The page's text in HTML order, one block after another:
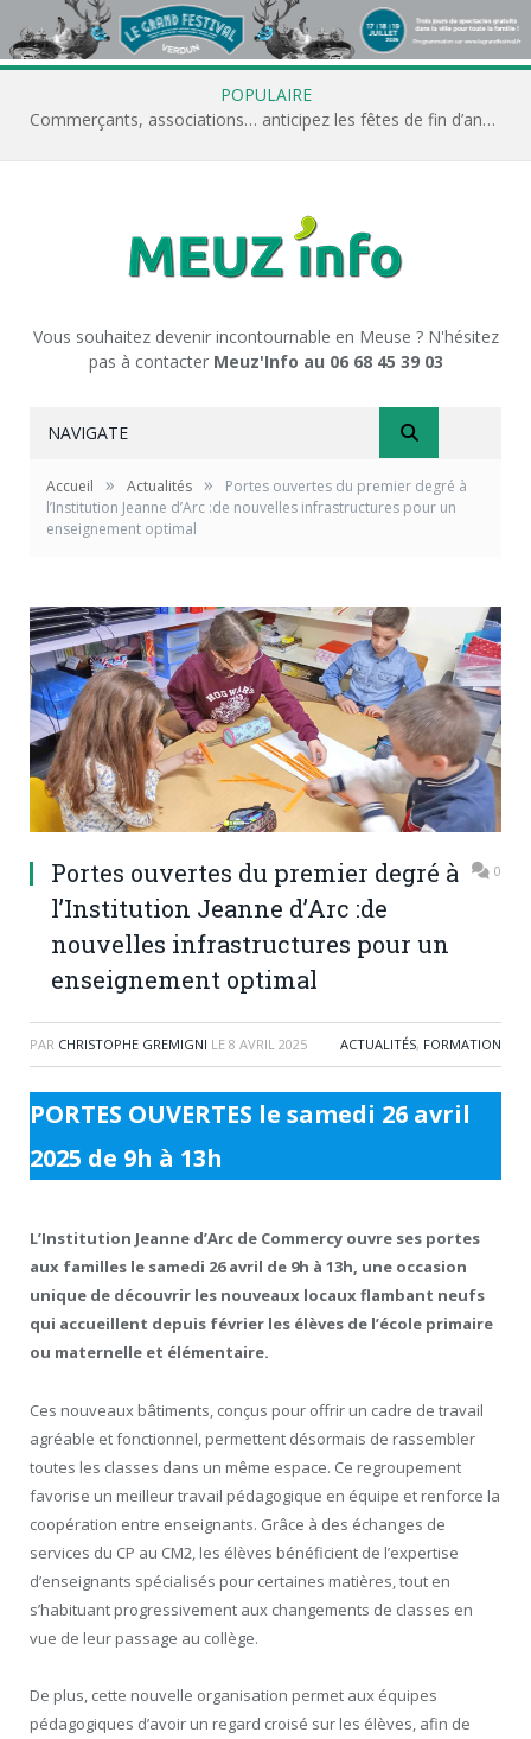
POPULAIRE
Commerçants, associations… anticipez les fêtes de fin d’année avec Meuz’Info
Vous souhaitez devenir incontournable en Meuse ? N'hésitez
pas à contacter Meuz'Info au 06 68 45 39 03
NAVIGATE
Accueil » Actualités »
Portes ouvertes du premier degré à
l’Institution Jeanne d’Arc :de nouvelles infrastructures pour un
enseignement optimal
Portes ouvertes du premier degré à
l’Institution Jeanne d’Arc :de
nouvelles infrastructures pour un
enseignement optimal
0
PAR CHRISTOPHE GREMIGNI LE 8 AVRIL 2025 ACTUALITÉS, FORMATION
PORTES OUVERTES le samedi 26 avril
2025 de 9h à 13h
L’Institution Jeanne d’Arc de Commercy ouvre ses portes
aux familles le samedi 26 avril de 9h à 13h, une occasion
unique de découvrir les nouveaux locaux flambant neufs
qui accueillent depuis février les élèves de l’école primaire
ou maternelle et élémentaire.
Ces nouveaux bâtiments, conçus pour offrir un cadre de travail
agréable et fonctionnel, permettent désormais de rassembler
toutes les classes dans un même espace. Ce regroupement
favorise un meilleur travail pédagogique en équipe et renforce la
coopération entre enseignants. Grâce à des échanges de
services du CP au CM2, les élèves bénéficient de l’expertise
d’enseignants spécialisés pour certaines matières, tout en
s’habituant progressivement aux changements de classes en
vue de leur passage au collège.
De plus, cette nouvelle organisation permet aux équipes
pédagogiques d’avoir un regard croisé sur les élèves, afin de